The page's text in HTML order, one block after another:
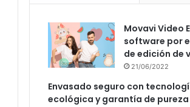
Movavi Video
software por
de edición de
21/06/2022
Envasado seguro con
ecológica y garantía de pureza